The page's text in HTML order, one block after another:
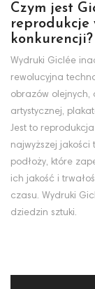
Czym jest
reprodukcje
konkurencji?
Wydruki Giclée
rewolucyjna
obrazów olejnych,
artystycznej,
Jest to
najwyższej jakości
podłoży, które
ich jakość i
czasu. Wydruki
dziedzin sztuki.